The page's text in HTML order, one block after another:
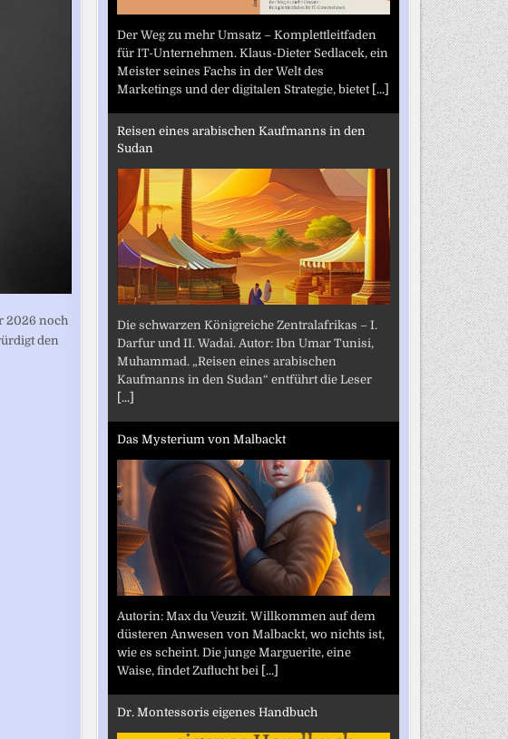
2026 noch
den
Der Weg zu mehr Umsatz – Komplettleitfaden
für IT-Unternehmen. Klaus-Dieter Sedlacek, ein
Meister seines Fachs in der Welt des
Marketings und der digitalen Strategie, bietet [...]
Reisen eines arabischen Kaufmanns in den
Sudan
Die schwarzen Königreiche Zentralafrikas – I.
Darfur und II. Wadai. Autor: Ibn Umar Tunisi,
Muhammad. „Reisen eines arabischen
Kaufmanns in den Sudan“ entführt die Leser
[...]
Das Mysterium von Malbackt
Autorin: Max du Veuzit. Willkommen auf dem
düsteren Anwesen von Malbackt, wo nichts ist,
wie es scheint. Die junge Marguerite, eine
Waise, findet Zuflucht bei [...]
Dr. Montessoris eigenes Handbuch